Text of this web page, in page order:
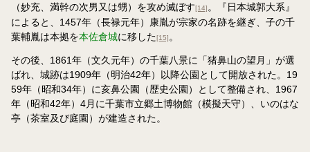
（妙充、満幹の次男又は甥）を攻め滅ぼす[14] 。『日本城郭大系』
によると、1457年（長禄元年）康胤が宗家の名跡を継ぎ、子の千
葉輔胤は本拠を本佐倉城に移した[15] 。
その後、1861年（文久元年）の千葉八景に「猪鼻山の望月」が選
ばれ、城跡は1909年（明治42年）以降公園として開放された。19
59年（昭和34年）に亥鼻公園（歴史公園）として整備され、1967
年（昭和42年）4月に千葉市立郷土博物館（模擬天守）、いのはな
亭（茶室及び庭園）が建造された。